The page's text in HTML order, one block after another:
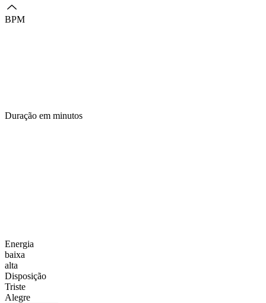
BPM
Duração em minutos
Energia
baixa
alta
Disposição
Triste
Alegre